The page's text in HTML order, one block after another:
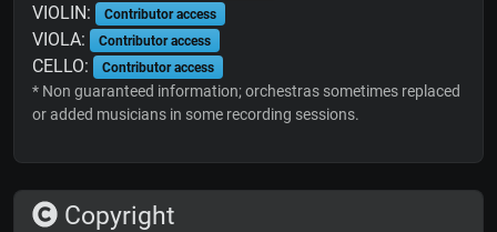
VIOLIN: Contributor access
VIOLA: Contributor access
CELLO: Contributor access
* Non guaranteed information; orchestras sometimes replaced
or added musicians in some recording sessions.
Copyright